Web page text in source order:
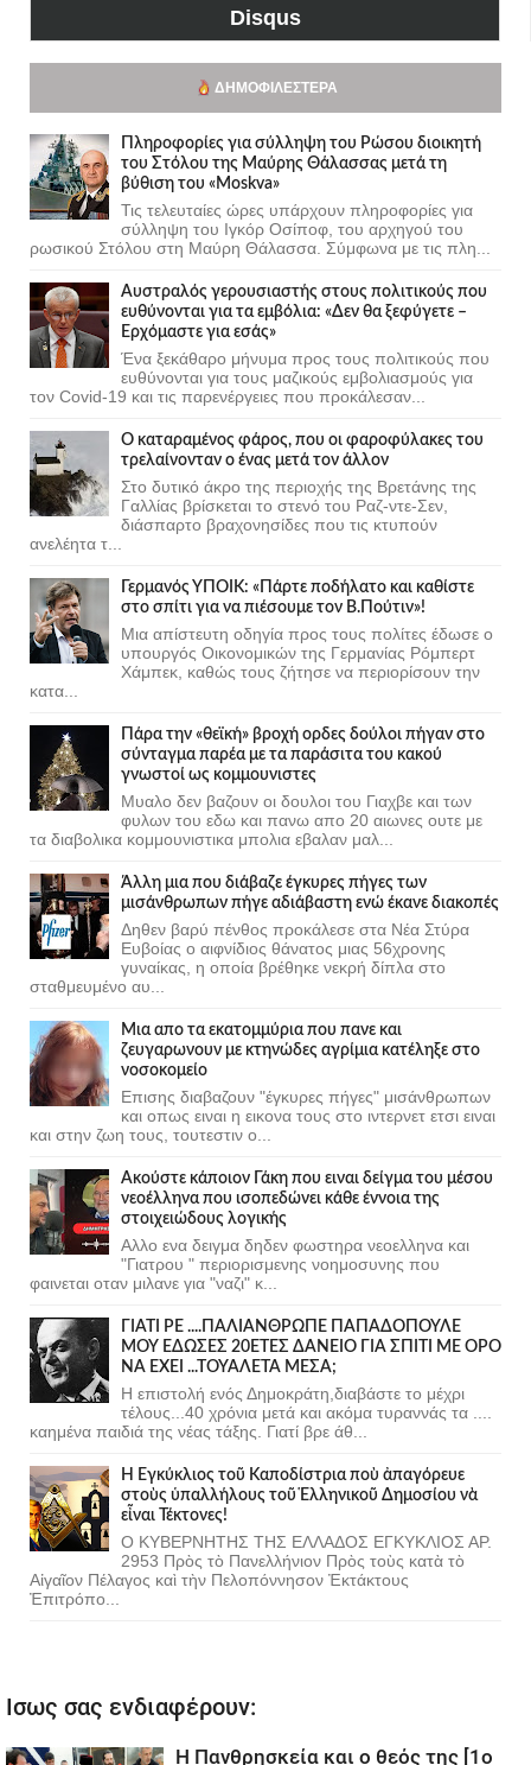
Disqus
ΔΗΜΟΦΙΛΈΣΤΕΡΑ
Πληροφορίες για σύλληψη του Ρώσου διοικητή
του Στόλου της Mαύρης Θάλασσας μετά τη
βύθιση του «Moskva»
Τις τελευταίες ώρες υπάρχουν πληροφορίες για
σύλληψη του Ιγκόρ Οσίποφ, του αρχηγού του
ρωσικού Στόλου στη Μαύρη Θάλασσα. Σύμφωνα με τις πλη...
Αυστραλός γερουσιαστής στους πολιτικούς που
ευθύνονται για τα εμβόλια: «Δεν θα ξεφύγετε –
Ερχόμαστε για εσάς»
Ένα ξεκάθαρο μήνυμα προς τους πολιτικούς που
ευθύνονται για τους μαζικούς εμβολιασμούς για
τον Covid-19 και τις παρενέργειες που προκάλεσαν...
Ο καταραμένος φάρος, που οι φαροφύλακες του
τρελαίνονταν ο ένας μετά τον άλλον
Στο δυτικό άκρο της περιοχής της Βρετάνης της
Γαλλίας βρίσκεται το στενό του Ραζ-ντε-Σεν,
διάσπαρτο βραχονησίδες που τις κτυπούν
ανελέητα τ...
Γερμανός ΥΠΟΙΚ: «Πάρτε ποδήλατο και καθίστε
στο σπίτι για να πιέσουμε τον Β.Πούτιν»!
Μια απίστευτη οδηγία προς τους πολίτες έδωσε ο
υπουργός Οικονομικών της Γερμανίας Ρόμπερτ
Χάμπεκ, καθώς τους ζήτησε να περιορίσουν την
κατα...
Πάρα την «θεϊκή» βροχή ορδες δούλοι πήγαν στο
σύνταγμα παρέα με τα παράσιτα του κακού
γνωστοί ως κομμουνιστες
Μυαλο δεν βαζουν οι δουλοι του Γιαχβε και των
φυλων του εδω και πανω απο 20 αιωνες ουτε με
τα διαβολικα κομμουνιστικα μπολια εβαλαν μαλ...
Άλλη μια που διάβαζε έγκυρες πήγες των
μισάνθρωπων πήγε αδιάβαστη ενώ έκανε διακοπές
Δηθεν βαρύ πένθος προκάλεσε στα Νέα Στύρα
Ευβοίας ο αιφνίδιος θάνατος μιας 56χρονης
γυναίκας, η οποία βρέθηκε νεκρή δίπλα στο
σταθμευμένο αυ...
Μια απο τα εκατομμύρια που πανε και
ζευγαρωνουν με κτηνώδες αγρίμια κατέληξε στο
νοσοκομείο
Επισης διαβαζουν "έγκυρες πήγες" μισάνθρωπων
και οπως ειναι η εικονα τους στο ιντερνετ ετσι ειναι
και στην ζωη τους, τουτεστιν ο...
Ακούστε κάποιον Γάκη που ειναι δείγμα του μέσου
νεοέλληνα που ισοπεδώνει κάθε έννοια της
στοιχειώδους λογικής
Αλλο ενα δειγμα δηδεν φωστηρα νεοελληνα και
"Γιατρου " περιορισμενης νοημοσυνης που
φαινεται οταν μιλανε για "ναζι" κ...
ΓΙΑΤΙ ΡΕ ....ΠΑΛΙΑΝΘΡΩΠΕ ΠΑΠΑΔΟΠΟΥΛΕ
ΜΟΥ ΕΔΩΣΕΣ 20ΕΤΕΣ ΔΑΝΕΙΟ ΓΙΑ ΣΠΙΤΙ ΜΕ ΟΡΟ
ΝΑ ΕΧΕΙ ...ΤΟΥΑΛΕΤΑ ΜΕΣΑ;
Η επιστολή ενός Δημοκράτη,διαβάστε το μέχρι
τέλους...40 χρόνια μετά και ακόμα τυραννάς τα ....
καημένα παιδιά της νέας τάξης. Γιατί βρε άθ...
Ἡ Ἐγκύκλιος τοῦ Καποδίστρια ποὺ ἀπαγόρευε
στοὺς ὑπαλλήλους τοῦ Ἑλληνικοῦ Δημοσίου νὰ
εἶναι Τέκτονες!
Ο ΚΥΒΕΡΝΗΤΗΣ ΤΗΣ ΕΛΛΑΔΟΣ ΕΓΚΥΚΛΙΟΣ ΑΡ.
2953 Πρὸς τὸ Πανελλήνιον Πρὸς τοὺς κατὰ τὸ
Αἰγαῖον Πέλαγος καὶ τὴν Πελοπόννησον Ἐκτάκτους
Ἐπιτρόπο...